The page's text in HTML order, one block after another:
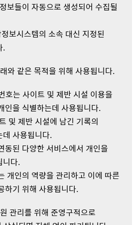
보들이 자동으로 생성되어 수집될
보시스템의 소속 대신 지정된
.
와 같은 목적을 위해 사용됩니다.
호는 사이트 및 제반 시설 이용을
인을 식별하는데 사용됩니다.
및 제반 시설에 남긴 기록의
사용됩니다.
동된 다양한 서비스에서 개인을
니다.
개인의 역량을 관리하고 이에 따른
하기 위해 사용됩니다.
관리를 위해 준영구적으로